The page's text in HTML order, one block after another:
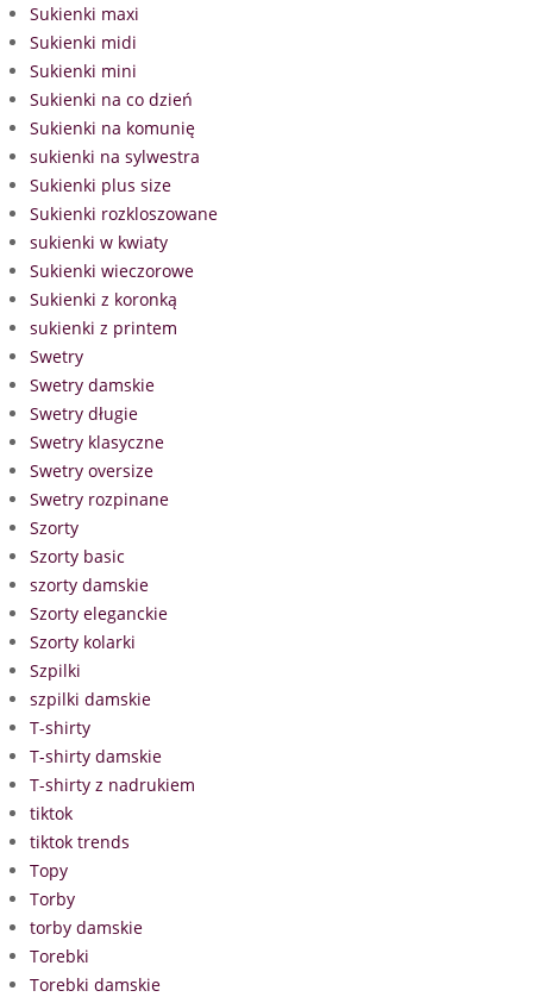
Sukienki maxi
Sukienki midi
Sukienki mini
Sukienki na co dzień
Sukienki na komunię
sukienki na sylwestra
Sukienki plus size
Sukienki rozkloszowane
sukienki w kwiaty
Sukienki wieczorowe
Sukienki z koronką
sukienki z printem
Swetry
Swetry damskie
Swetry długie
Swetry klasyczne
Swetry oversize
Swetry rozpinane
Szorty
Szorty basic
szorty damskie
Szorty eleganckie
Szorty kolarki
Szpilki
szpilki damskie
T-shirty
T-shirty damskie
T-shirty z nadrukiem
tiktok
tiktok trends
Topy
Torby
torby damskie
Torebki
Torebki damskie